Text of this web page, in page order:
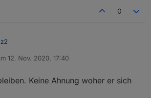
0
die schriftart raus bzw in leer ändern ""
12. Nov. 2020, 17:40
von
Keine Ahnung woher er sich